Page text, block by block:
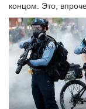
концом. Это,